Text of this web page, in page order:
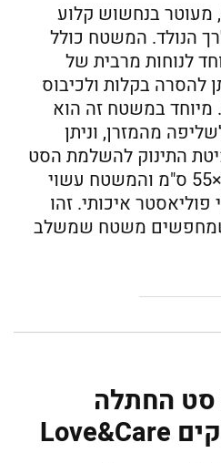
בנחשוש קלוע
הנולד. המשטח כולל
לנוחות מרבית של
להסרה בקלות ולכיבוס
מיוחד במשטח זה הוא
מהמזרן, וניתן
התינוק להשלמת הסט
המושלם. המידות הן 75×55 ס"מ והמשטח עשוי
פוליאסטר איכותי. זהו
שמחפשים משטח שמשלב
החתלה